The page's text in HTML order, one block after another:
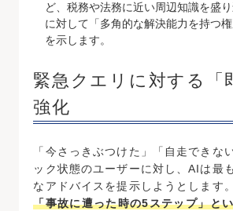
ど、税務や法務に近い周辺知識を盛
に対して「多角的な解決能力を持つ
を示します。
緊急クエリに対する「
強化
「今さっきぶつけた」「自走できな
ック状態のユーザーに対し、AIは最
なアドバイスを提示しようとします
「事故に遭った時の5ステップ」と